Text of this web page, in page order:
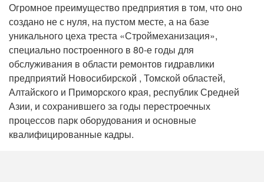
Огромное преимущество предприятия в том, что оно
создано не с нуля, на пустом месте, а на базе
уникального цеха треста «Строймеханизация»,
специально построенного в 80-е годы для
обслуживания в области ремонтов гидравлики
предприятий Новосибирской , Томской областей,
Алтайского и Приморского края, республик Средней
Азии, и сохранившего за годы перестроечных
процессов парк оборудования и основные
квалифицированные кадры.